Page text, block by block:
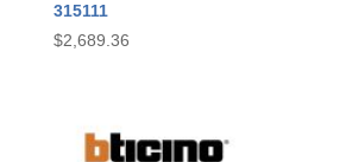
315111
$2,689.36